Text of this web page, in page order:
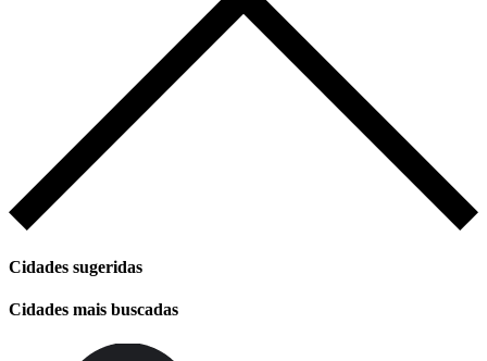
Cidades sugeridas
Cidades mais buscadas